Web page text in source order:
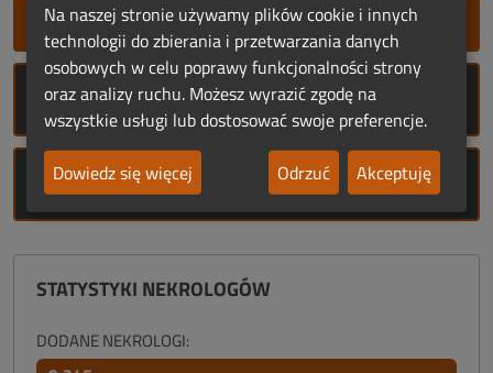
SZYBKIE DODANIE NEKROLOGU
ROCZNICE ŚMIERCI
ROCZNICE URODZIN
STATYSTYKI NEKROLOGÓW
DODANE NEKROLOGI:
Na naszej stronie używamy plików cookie i innych
technologii do zbierania i przetwarzania danych
osobowych w celu poprawy funkcjonalności strony
oraz analizy ruchu. Możesz wyrazić zgodę na
wszystkie usługi lub dostosować swoje preferencje.
Dowiedz się więcej
Odrzuć Akceptuję